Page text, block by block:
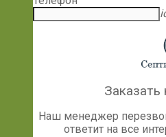
Заказать
Наш менеджер
ответит на все